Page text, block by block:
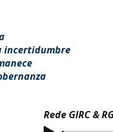
incertidumbre